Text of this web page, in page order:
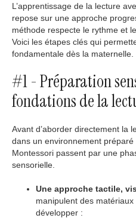
L’apprentissage de la lecture
repose sur une approche
méthode respecte le rythme et
Voici les étapes clés qui
fondamentale dès la maternelle.
#1 - Préparation
fondations de la
Avant d’aborder directement la
dans un environnement
Montessori passent par une
sensorielle.
Une approche tactile,
manipulent des
développer :